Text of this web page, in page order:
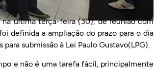
última terça-feira (30), de reunião com
definida a ampliação do prazo para o dia
submissão à Lei Paulo Gustavo(LPG).
e não é uma tarefa fácil, principalmente